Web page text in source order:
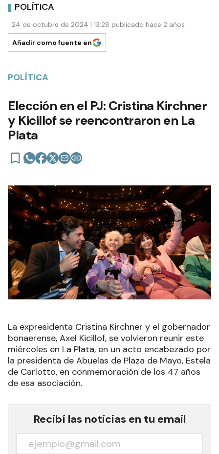
POLÍTICA
24 de octubre de 2024 | 13:28 publicado hace 2 años
Añadir como fuente en
POLÍTICA
Elección en el PJ: Cristina Kirchner
y Kicillof se reencontraron en La
Plata
La expresidenta Cristina Kirchner y el gobernador
bonaerense, Axel Kicillof, se volvieron reunir este
miércoles en La Plata, en un acto encabezado por
la presidenta de Abuelas de Plaza de Mayo, Estela
de Carlotto, en conmemoración de los 47 años
de esa asociación.
Recibí las noticias en tu email